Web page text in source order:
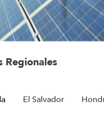
Regionales
El Salvador